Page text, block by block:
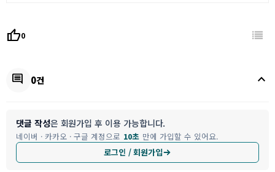
thumb_up0
comment 0건 keyboard_arrow_up
댓글 작성은 회원가입 후 이용 가능합니다.
네이버 · 카카오 · 구글 계정으로 10초 만에 가입할 수 있어요.
로그인 / 회원가입